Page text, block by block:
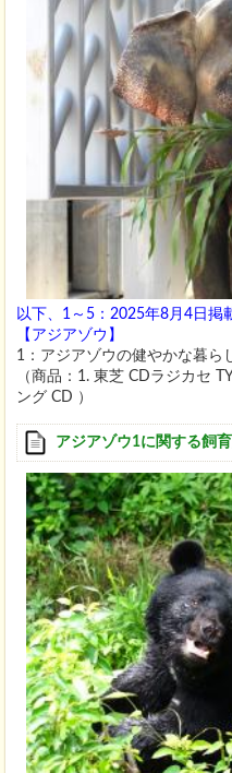
以下、1～5：2025年8月4日掲
【アジアゾウ】
1：アジアゾウの健やかな暮ら
（商品：1. 東芝 CDラジカセ
ング CD ）
アジアゾウ1に関する飼